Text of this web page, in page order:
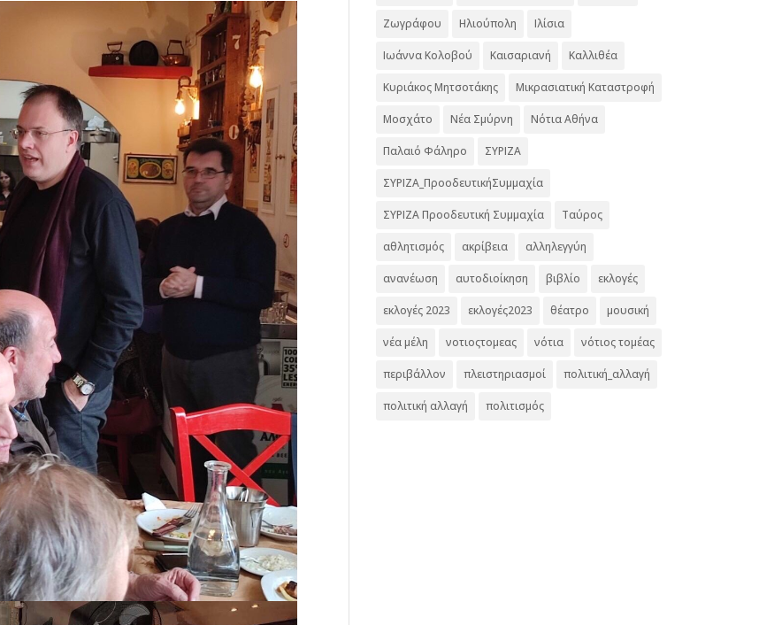
Ζωγράφου Ηλιούπολη Ιλίσια
Ιωάννα Κολοβού Καισαριανή Καλλιθέα
Κυριάκος Μητσοτάκης Μικρασιατική Καταστροφή
Μοσχάτο Νέα Σμύρνη Νότια Αθήνα
Παλαιό Φάληρο ΣΥΡΙΖΑ
ΣΥΡΙΖΑ_ΠροοδευτικήΣυμμαχία
ΣΥΡΙΖΑ Προοδευτική Συμμαχία Ταύρος
αθλητισμός ακρίβεια αλληλεγγύη
ανανέωση αυτοδιοίκηση βιβλίο εκλογές
εκλογές 2023 εκλογές2023 θέατρο μουσική
νέα μέλη νοτιοςτομεας νότια νότιος τομέας
περιβάλλον πλειστηριασμοί πολιτική_αλλαγή
πολιτική αλλαγή πολιτισμός